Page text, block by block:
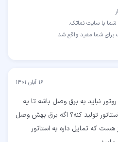
۱۶ آبان ۱۴۰۱
نباید به برق وصل باشه تا یه
تولید کنه؟ اگه برق بهش وصل
هست که تمایل داره به استاتور